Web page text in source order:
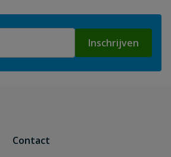
Inschrijven
Contact